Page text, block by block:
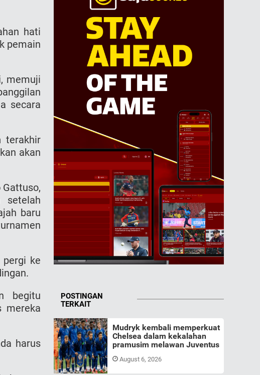
hati
pemain
memuji
secara
terakhir
akan
setelah
baru
pergi ke
begitu
mereka
harus
POSTINGAN
TERKAIT
Mudryk kembali memperkuat
Chelsea dalam kekalahan
pramusim melawan Juventus
August 6, 2026